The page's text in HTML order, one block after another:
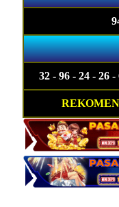
32 - 96 - 24 - 26 -